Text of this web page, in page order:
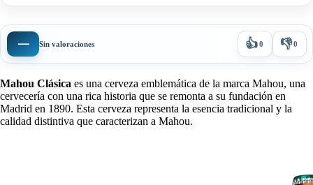
— Sin valoraciones 👍0 👎0
Mahou Clásica es una cerveza emblemática de la marca Mahou, una
cervecería con una rica historia que se remonta a su fundación en
Madrid en 1890. Esta cerveza representa la esencia tradicional y la
calidad distintiva que caracterizan a Mahou.